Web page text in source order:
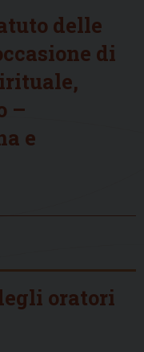
delle
di
–
e
oratori